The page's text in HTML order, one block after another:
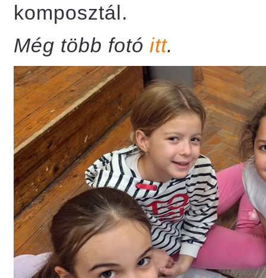
komposztál.
Még több fotó itt.